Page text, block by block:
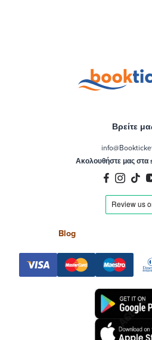
Βρείτε
Ακολουθήστε μας στα
Blog